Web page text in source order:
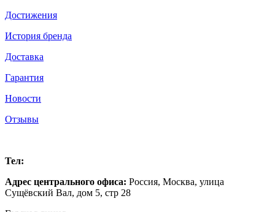
Достижения
История бренда
Доставка
Гарантия
Новости
Отзывы
Тел:
Адрес центрального офиса: Россия, Москва, улица
Сущёвский Вал, дом 5, стр 28